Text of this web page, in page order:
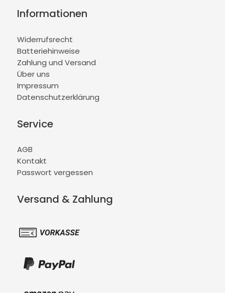
Informationen
Widerrufsrecht
Batteriehinweise
Zahlung und Versand
Über uns
Impressum
Datenschutzerklärung
Service
AGB
Kontakt
Passwort vergessen
Versand & Zahlung